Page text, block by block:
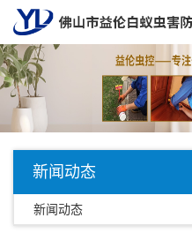
新闻动态
新闻动态